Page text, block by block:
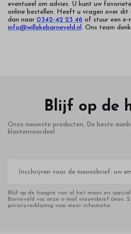
eventueel om advies. U kunt uw
online bestellen. Heeft u vragen over dit
dan naar 0342-42 23 46 of stuur een e-
info@willekebarneveld.nl. Ons team
Blijf op de
Onze nieuwste producten, De beste
klantenvoordeel
mailadres
Blijf op de hoogte van al het moois en
Barneveld via onze e-mail nieuwsbrief (max.
privacyverklaring voor meer informatie.